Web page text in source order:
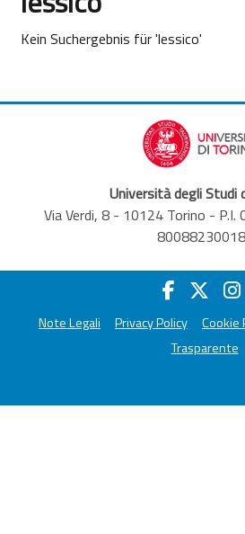
Kein Suchergebnis für 'lessico'
Università degli Studi
Via Verdi, 8 - 10124 Torino - P.I.
80088230018
Note Legali Privacy Policy Cookie
Trasparente